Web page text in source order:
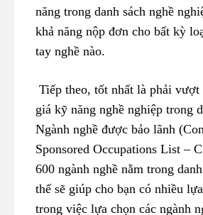
năng trong danh sách nghề
khả năng nộp đơn cho bất kỳ
tay nghề nào.
Tiếp theo, tốt nhất là phải vượt
giá kỹ năng nghề nghiệp trong
Ngành nghề được bảo lãnh
Sponsored Occupations List –
600 ngành nghề nằm trong
thế sẽ giúp cho bạn có nhiều
trong việc lựa chọn các ngành